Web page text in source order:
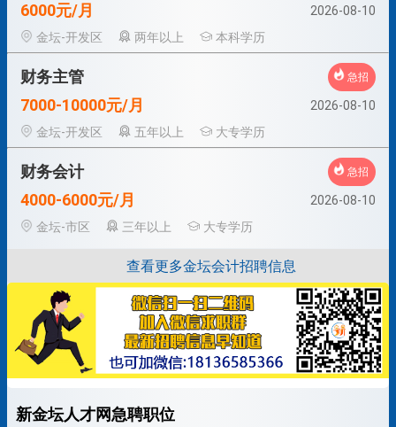
6000元/月
2026-08-10
金坛-开发区
两年以上 本科学历
财务主管 急招
7000-10000元/月
2026-08-10
金坛-开发区
五年以上 大专学历
财务会计 急招
4000-6000元/月
2026-08-10
金坛-市区
三年以上 大专学历
查看更多金坛会计招聘信息
新金坛人才网急聘职位